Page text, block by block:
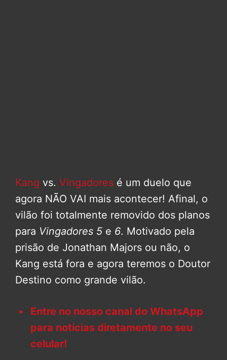
Kang vs. Vingadores é um duelo que
agora NÃO VAI mais acontecer! Afinal, o
vilão foi totalmente removido dos planos
para Vingadores 5 e 6. Motivado pela
prisão de Jonathan Majors ou não, o
Kang está fora e agora teremos o Doutor
Destino como grande vilão.
Entre no nosso canal do WhatsApp
para notícias diretamente no seu
celular!